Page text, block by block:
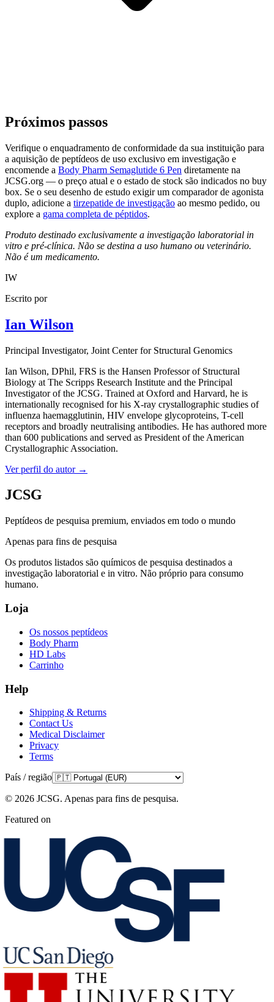
Próximos passos
Verifique o enquadramento de conformidade da sua instituição para
a aquisição de peptídeos de uso exclusivo em investigação e
encomende a Body Pharm Semaglutide 6 Pen diretamente na
JCSG.org — o preço atual e o estado de stock são indicados no buy
box. Se o seu desenho de estudo exigir um comparador de agonista
duplo, adicione a tirzepatide de investigação ao mesmo pedido, ou
explore a gama completa de péptidos.
Produto destinado exclusivamente a investigação laboratorial in
vitro e pré-clínica. Não se destina a uso humano ou veterinário.
Não é um medicamento.
IW
Escrito por
Ian Wilson
Principal Investigator, Joint Center for Structural Genomics
Ian Wilson, DPhil, FRS is the Hansen Professor of Structural
Biology at The Scripps Research Institute and the Principal
Investigator of the JCSG. Trained at Oxford and Harvard, he is
internationally recognised for his X-ray crystallographic studies of
influenza haemagglutinin, HIV envelope glycoproteins, T-cell
receptors and broadly neutralising antibodies. He has authored more
than 600 publications and served as President of the American
Crystallographic Association.
Ver perfil do autor→
JCSG
Peptídeos de pesquisa premium, enviados em todo o mundo
Apenas para fins de pesquisa
Os produtos listados são químicos de pesquisa destinados a
investigação laboratorial e in vitro. Não próprio para consumo
humano.
Loja
Os nossos peptídeos
Body Pharm
HD Labs
Carrinho
Help
Shipping & Returns
Contact Us
Medical Disclaimer
Privacy
Terms
País / região
© 2026 JCSG. Apenas para fins de pesquisa.
Featured on